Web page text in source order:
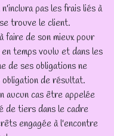
pas les frais liés à
trouve le client.
faire de son mieux pour
temps voulu et dans les
de ses obligations ne
de résultat.
aucun cas être appelée
de tiers dans le cadre
engagée à l'encontre